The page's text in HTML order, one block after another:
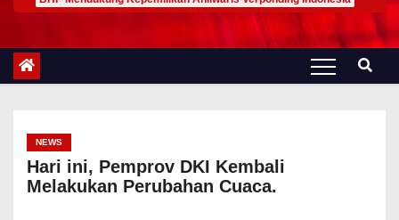
NEWS
Hari ini, Pemprov DKI Kembali
Melakukan Perubahan Cuaca.